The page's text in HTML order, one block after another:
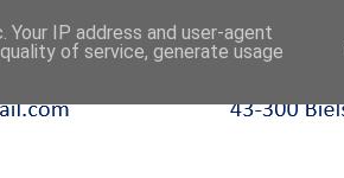
IP address and user-agent
of service, generate usage